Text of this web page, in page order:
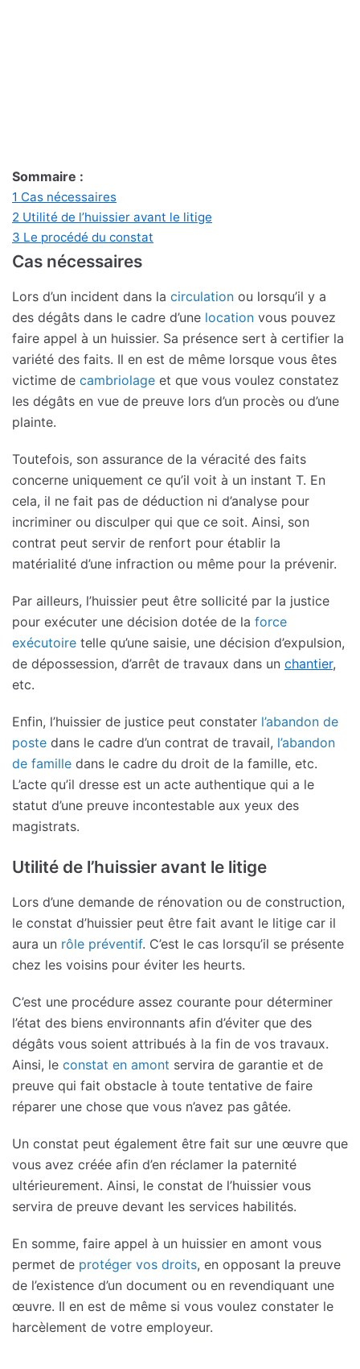
Sommaire :
1 Cas nécessaires
2 Utilité de l’huissier avant le litige
3 Le procédé du constat
Cas nécessaires
Lors d’un incident dans la circulation ou lorsqu’il y a
des dégâts dans le cadre d’une location vous pouvez
faire appel à un huissier. Sa présence sert à certifier la
variété des faits. Il en est de même lorsque vous êtes
victime de cambriolage et que vous voulez constatez
les dégâts en vue de preuve lors d’un procès ou d’une
plainte.
Toutefois, son assurance de la véracité des faits
concerne uniquement ce qu’il voit à un instant T. En
cela, il ne fait pas de déduction ni d’analyse pour
incriminer ou disculper qui que ce soit. Ainsi, son
contrat peut servir de renfort pour établir la
matérialité d’une infraction ou même pour la prévenir.
Par ailleurs, l’huissier peut être sollicité par la justice
pour exécuter une décision dotée de la force
exécutoire telle qu’une saisie, une décision d’expulsion,
de dépossession, d’arrêt de travaux dans un chantier,
etc.
Enfin, l’huissier de justice peut constater l’abandon de
poste dans le cadre d’un contrat de travail, l’abandon
de famille dans le cadre du droit de la famille, etc.
L’acte qu’il dresse est un acte authentique qui a le
statut d’une preuve incontestable aux yeux des
magistrats.
Utilité de l’huissier avant le litige
Lors d’une demande de rénovation ou de construction,
le constat d’huissier peut être fait avant le litige car il
aura un rôle préventif. C’est le cas lorsqu’il se présente
chez les voisins pour éviter les heurts.
C’est une procédure assez courante pour déterminer
l’état des biens environnants afin d’éviter que des
dégâts vous soient attribués à la fin de vos travaux.
Ainsi, le constat en amont servira de garantie et de
preuve qui fait obstacle à toute tentative de faire
réparer une chose que vous n’avez pas gâtée.
Un constat peut également être fait sur une œuvre que
vous avez créée afin d’en réclamer la paternité
ultérieurement. Ainsi, le constat de l’huissier vous
servira de preuve devant les services habilités.
En somme, faire appel à un huissier en amont vous
permet de protéger vos droits, en opposant la preuve
de l’existence d’un document ou en revendiquant une
œuvre. Il en est de même si vous voulez constater le
harcèlement de votre employeur.